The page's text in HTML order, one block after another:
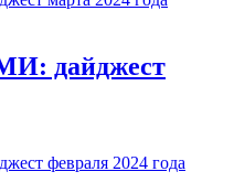
дайджест